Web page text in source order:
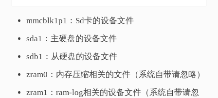
mmcblk1p1：Sd卡的设备文件
sda1：主硬盘的设备文件
sdb1：从硬盘的设备文件
zram0：内存压缩相关的文件（系统自带请忽略）
zram1：ram-log相关的设备文件（系统自带请忽